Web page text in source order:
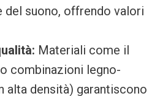
del suono, offrendo valori
Materiali come il
combinazioni legno-
alta densità) garantiscono